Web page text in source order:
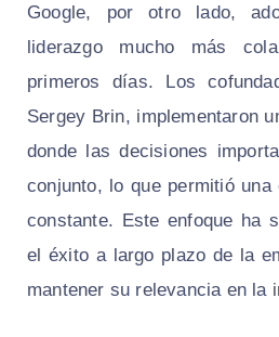
Google, por otro lado,
liderazgo mucho más
primeros días. Los
Sergey Brin, implementaron
donde las decisiones
conjunto, lo que permitió
constante. Este enfoque ha
el éxito a largo plazo de la
mantener su relevancia en la